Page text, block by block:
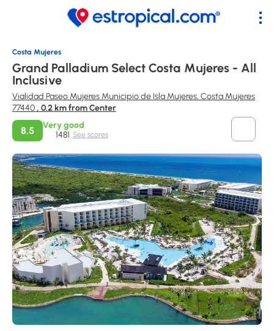
Costa Mujeres
Grand Palladium Select Costa Mujeres - All
Inclusive
Vialidad Paseo Mujeres Municipio de Isla Mujeres, Costa Mujeres
77440, 0.2 km from Center
8.5
Very good
1481 See scores